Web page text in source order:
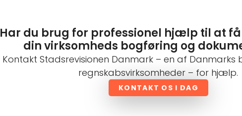
Har du brug for professionel hjælp til at
din virksomheds bogføring og
Kontakt Stadsrevisionen Danmark – en af
regnskabsvirksomheder – for hjælp.
KONTAKT OS I DAG